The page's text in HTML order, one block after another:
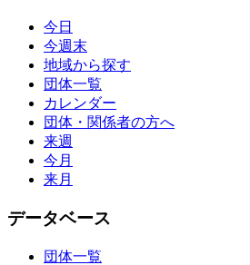
今日
今週末
地域から探す
団体一覧
カレンダー
団体・関係者の方へ
来週
今月
来月
データベース
団体一覧